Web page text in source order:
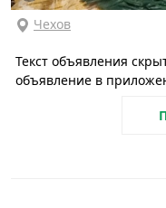
Чехов
Текст объявления
объявление в